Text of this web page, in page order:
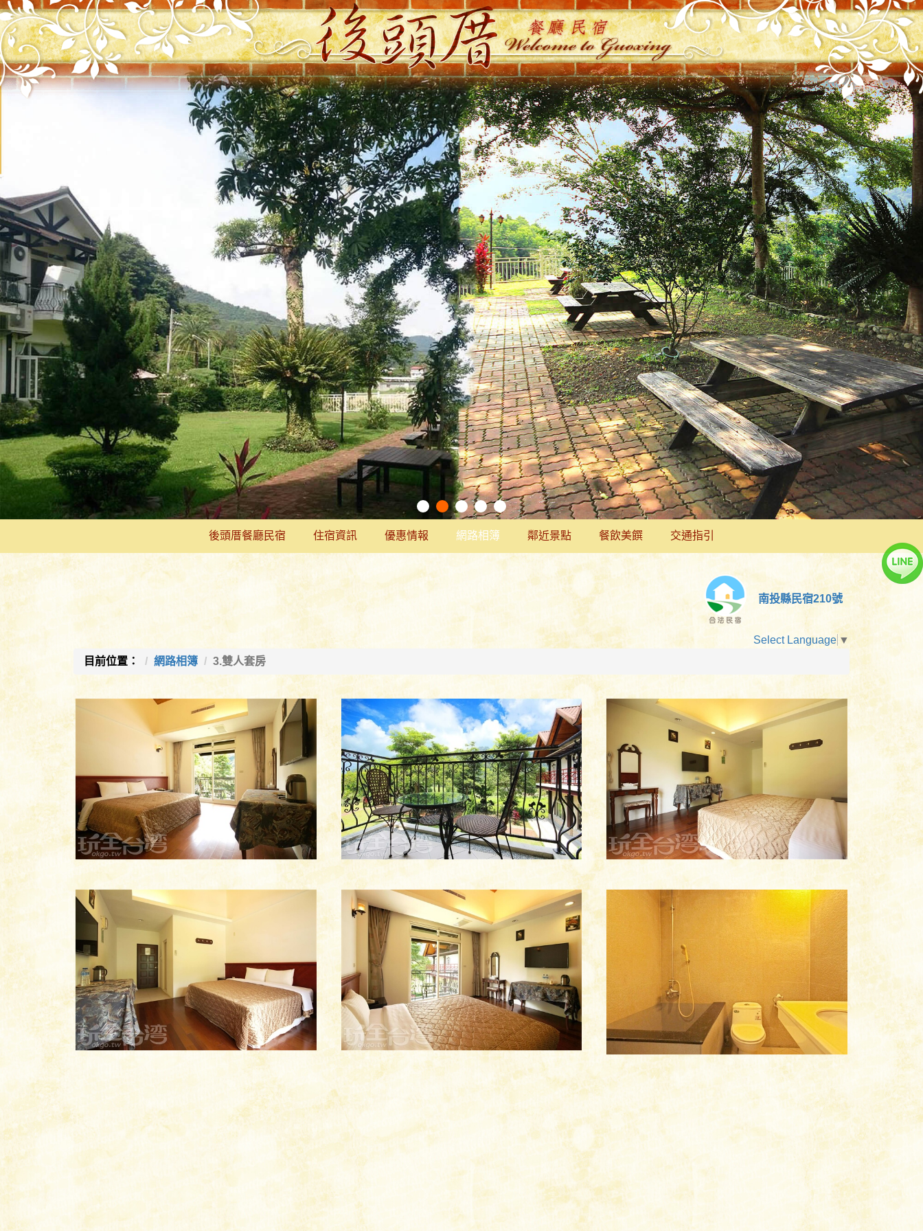
後頭厝餐廳民宿 住宿資訊 優惠情報 網路相簿 鄰近景點 餐飲美饌 交通指引
南投縣民宿210號
Select Language ▼
目前位置：
網路相簿 3.雙人套房